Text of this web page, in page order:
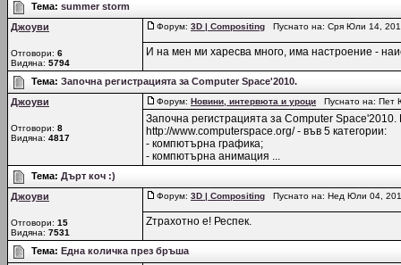
Тема: summer storm
Джоуви
Отговори: 6
Видяна: 5794
Форум: 3D | Compositing Пуснато на: Сря Юли 14,
И на мен ми харесва много, има настроение -
Тема: Започна регистрацията за Computer Space'2010.
Джоуви
Отговори: 8
Видяна: 4817
Форум: Новини, интервюта и уроци Пуснато на: Пет
Започна регистрацията за Computer
http://www.computerspace.org/ - във 5 категории:
- компютърна графика;
- компютърна анимация ...
Тема: Дърт коч :)
Джоуви
Отговори: 15
Видяна: 7531
Форум: 3D | Compositing Пуснато на: Нед Юли 04,
Zтрахотно е! Респек.
Тема: Една количка през бръша